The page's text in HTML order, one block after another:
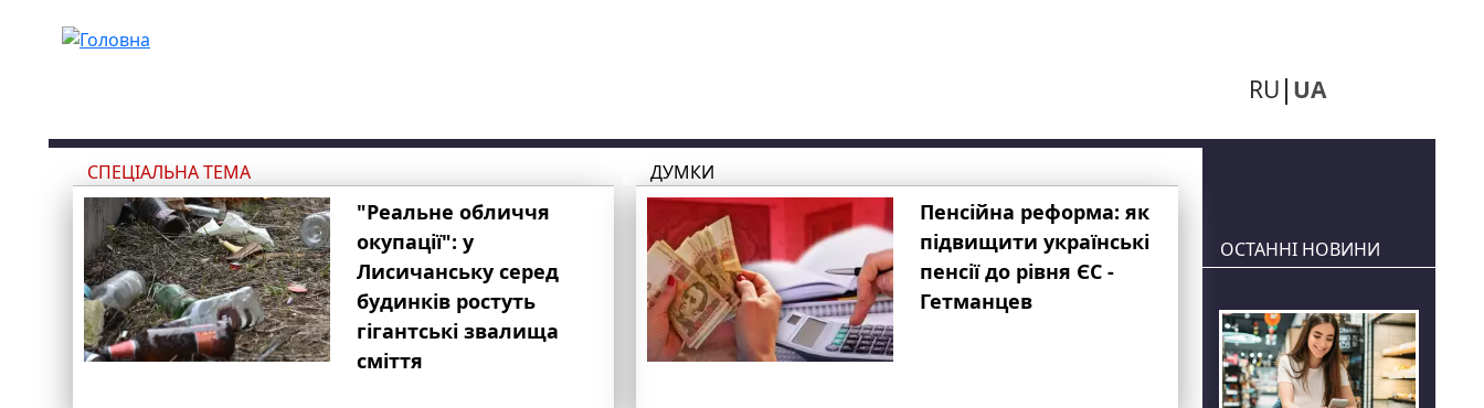
RU UA
СПЕЦІАЛЬНА ТЕМА
"Реальне обличчя
окупації": у
Лисичанську серед
будинків ростуть
гігантські звалища
сміття
ДУМКИ
Пенсійна реформа: як
підвищити українські
пенсії до рівня ЄС -
Гетманцев
ОСТАННІ НОВИНИ